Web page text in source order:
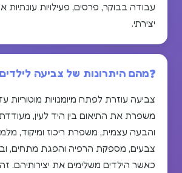
עבודה בבוקר, פרסים, פעילויות עונתיות
יצירתי.
מהם היתרונות של צביעה
צביעה עוזרת לפתח מיומנויות מוטוריות
משפרת את התיאום בין היד לעין, מעודדת
והבעה עצמית, משפרת ריכוז ומיקוד,
צבעים, מספקת הרפיה והפגת מתחים,
כאשר הילדים משלימים את יצירותיהם. זה